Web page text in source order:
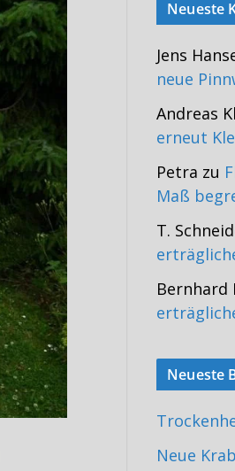
Neueste
Jens
neue
Andreas
erneut
Petra zu
Maß
T.
Bernhard
Neueste
Neue